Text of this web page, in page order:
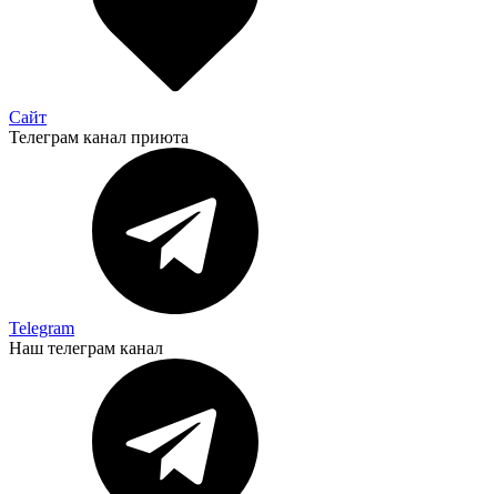
Сайт
Телеграм канал приюта
Telegram
Наш телеграм канал